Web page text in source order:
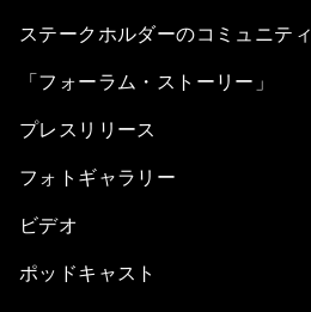
ステークホルダーのコミュニティ
「フォーラム・ストーリー」
プレスリリース
フォトギャラリー
ビデオ
ポッドキャスト